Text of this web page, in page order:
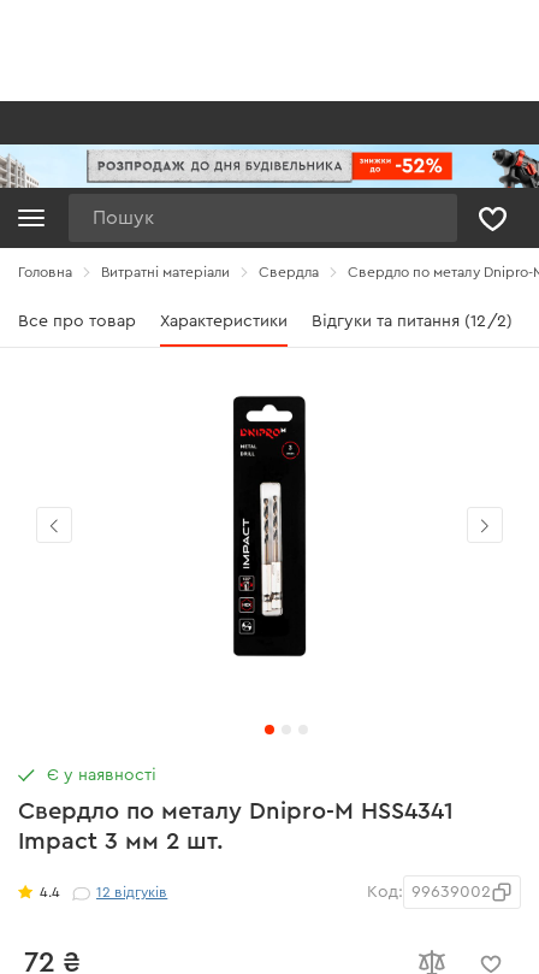
Головна Витратні матеріали Свердла Свердло по металу Dnipro-
Все про товар Характеристики Відгуки та питання (12/2)
Свердло по металу Dnipro-M HSS4341
Impact 3 мм 2 шт.
4.4 12 відгуків Код: 99639002
72 ₴
Є у наявності